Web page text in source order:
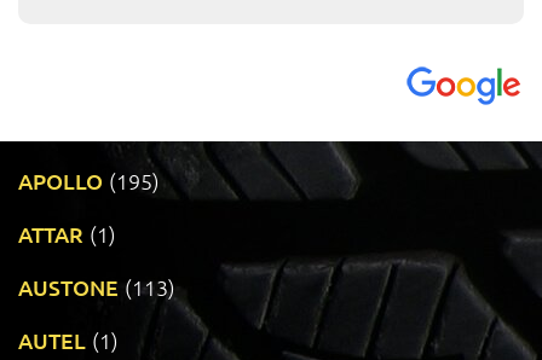
APOLLO (195)
ATTAR (1)
AUSTONE (113)
AUTEL (1)